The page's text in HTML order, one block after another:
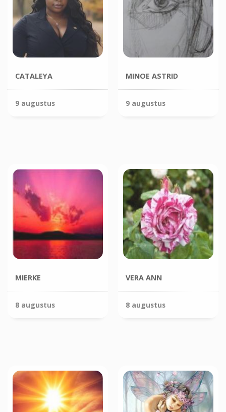
CATALEYA
9 augustus
MINOE ASTRID
9 augustus
MIERKE
8 augustus
VERA ANN
8 augustus